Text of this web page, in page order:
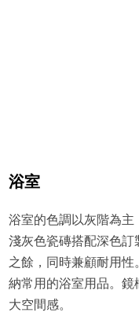
浴室
浴室的色調以灰階為
淺灰色瓷磚搭配深色
之餘，同時兼顧耐用
納常用的浴室用品。
大空間感。